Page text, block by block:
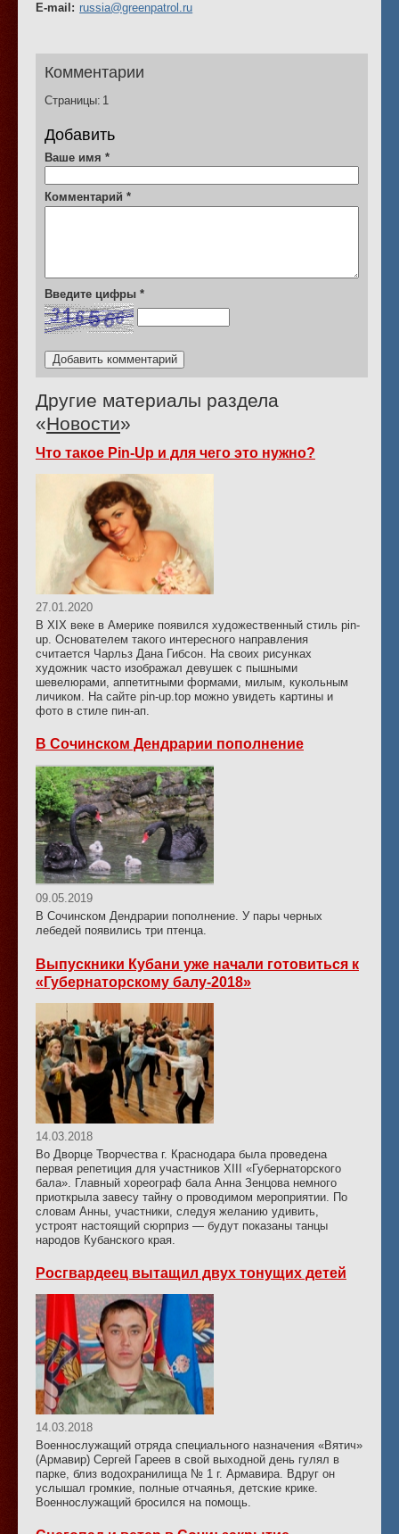
E-mail: russia@greenpatrol.ru
Комментарии
Страницы: 1
Добавить
Ваше имя *
Комментарий *
Введите цифры *
Другие материалы раздела
«Новости»
Что такое Pin-Up и для чего это нужно?
27.01.2020
В XIX веке в Америке появился художественный стиль pin-
up. Основателем такого интересного направления
считается Чарльз Дана Гибсон. На своих рисунках
художник часто изображал девушек с пышными
шевелюрами, аппетитными формами, милым, кукольным
личиком. На сайте pin-up.top можно увидеть картины и
фото в стиле пин-ап.
В Сочинском Дендрарии пополнение
09.05.2019
В Сочинском Дендрарии пополнение. У пары черных
лебедей появились три птенца.
Выпускники Кубани уже начали готовиться к
«Губернаторскому балу-2018»
14.03.2018
Во Дворце Творчества г. Краснодара была проведена
первая репетиция для участников XIII «Губернаторского
бала». Главный хореограф бала Анна Зенцова немного
приоткрыла завесу тайну о проводимом мероприятии. По
словам Анны, участники, следуя желанию удивить,
устроят настоящий сюрприз — будут показаны танцы
народов Кубанского края.
Росгвардеец вытащил двух тонущих детей
14.03.2018
Военнослужащий отряда специального назначения «Вятич»
(Армавир) Сергей Гареев в свой выходной день гулял в
парке, близ водохранилища № 1 г. Армавира. Вдруг он
услышал громкие, полные отчаянья, детские крике.
Военнослужащий бросился на помощь.